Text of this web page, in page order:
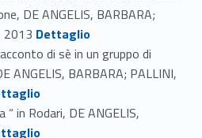
DE ANGELIS, BARBARA;
2013 Link identifier #identifier_person_114877-25
Dettaglio
di sè in un gruppo di
ANGELIS, BARBARA; PALLINI,
in Rodari, DE ANGELIS,